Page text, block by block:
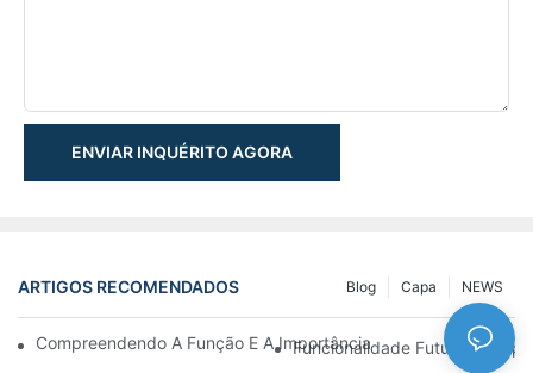
ENVIAR INQUÉRITO AGORA
ARTIGOS RECOMENDADOS NEWS
Capa
Blog
Compreendendo A Função E A Importância Dos Cilindros
Funcionalidade Futurista: